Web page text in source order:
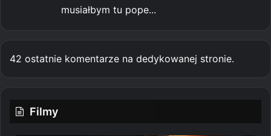
musiałbym tu pope...
42 ostatnie komentarze na dedykowanej stronie.
Filmy